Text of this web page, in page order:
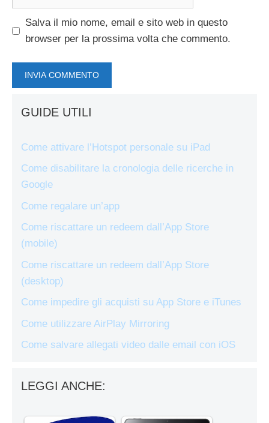
Salva il mio nome, email e sito web in questo
browser per la prossima volta che commento.
GUIDE UTILI
Come attivare l’Hotspot personale su iPad
Come disabilitare la cronologia delle ricerche in
Google
Come regalare un’app
Come riscattare un redeem dall’App Store
(mobile)
Come riscattare un redeem dall’App Store
(desktop)
Come impedire gli acquisti su App Store e iTunes
Come utilizzare AirPlay Mirroring
Come salvare allegati video dalle email con iOS
LEGGI ANCHE: